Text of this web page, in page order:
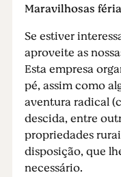
Maravilhosas
Se estiver
aproveite as
Esta empresa
pé, assim como
aventura radical
descida, entre
propriedades
disposição, que
necessário.